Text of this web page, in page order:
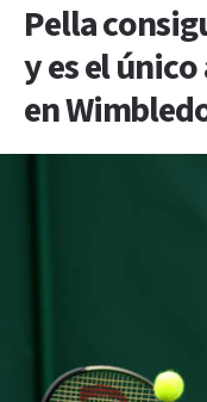
Pella
y es el
en